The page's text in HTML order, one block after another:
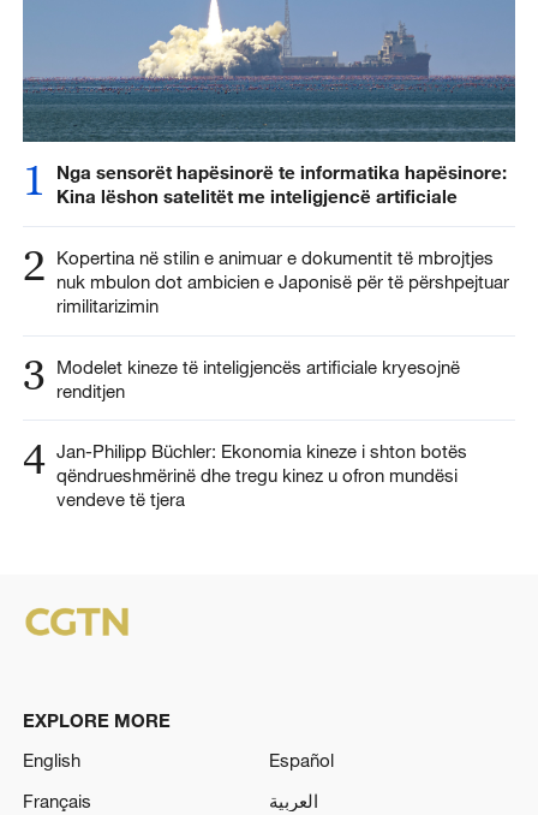
1
Nga sensorët hapësinorë te informatika hapësinore:
Kina lëshon satelitët me inteligjencë artificiale
2
Kopertina në stilin e animuar e dokumentit të mbrojtjes
nuk mbulon dot ambicien e Japonisë për të përshpejtuar
rimilitarizimin
3
Modelet kineze të inteligjencës artificiale kryesojnë
renditjen
4 Jan-Philipp Büchler: Ekonomia kineze i shton botës
qëndrueshmërinë dhe tregu kinez u ofron mundësi
vendeve të tjera
EXPLORE MORE
English
Español
Français
العربية